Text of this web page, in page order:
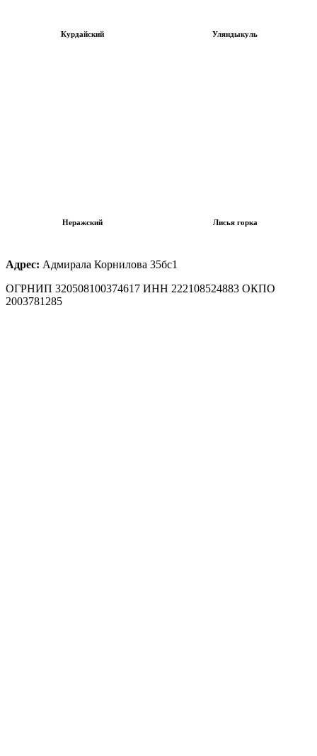
Курдайский Уляндыкуль
Неражский Лисья горка
Адрес: Адмирала Корнилова 35бс1
ОГРНИП 320508100374617 ИНН 222108524883 ОКПО
2003781285